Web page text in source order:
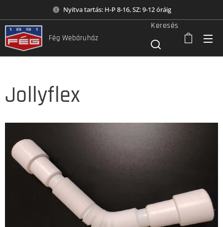
Nyitva tartás: H-P 8-16, SZ: 9-12 óráig
Fég Webáruház
Keresés
Jollyflex